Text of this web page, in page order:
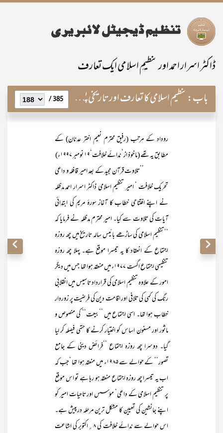
ڈاکٹر اسرار احمد اور تنظیمِ اسلامی ایک تعارف
باب:تنظیم اسلامی کا تعارف اور تاریخی پس منظر 385 /
روداد کے مرتب (رفیق محترم نعیم اختر عدنان) کے
مطابق یہ تھے (ماخوذ از’ندائے خلافت‘۱۹ نومبر ۱۹۹۷ء)
’’تلاوت قرآن مجید کے بعد امیر قافلہ و داعی
تحریک خلافت ‘ امیر تنظیم اسلامی ڈاکٹر اسرار احمد مدظلہ
نے اپنے افتتاحی خطاب کا آغاز سورۂ مریم کی ابتدائی
آیات کی تلاوت سے کیا۔ امیر محترم مدظلہ نے فرمایا کہ
’’تنظیم اسلامی کی ساڑھے بائیس سالہ تاریخ میں چھ روزہ
اجتماع کے انعقاد کا یہ تیسرا موقع ہے۔ پہلا چھ روزہ
تنظیمی اجتماع اگست ۱۹۷۷ء میں منعقد ہوا تھا جس میں دیگر
امور کے علاوہ تنظیم اسلامی کی قرارداد تاسیس میں انقلابی
رنگ کی کمی کی تلافی اور اقامت دین کی فرضیت پر زوردار
خطاب ہوا تھا۔ اسی اجتماع میں ’’بیعت‘‘ کی منصوص و
ماثور اور مسنون اساس کو اختیار کرنے کا حتمی فیصلہ کر لیا
گیا۔ دوسرا چھ روزہ اجتماع ’’فرائض دینی کے جامع
تصور‘‘ کے حوالے سے ۱۹۸۵ء میں منعقد ہوا تھا ‘جب کہ
اب یہ تیسرا چھ روزہ اجتماع منعقد ہو رہا ہے تو اس موقع
پر تنظیم اسلامی کے داعی‘ مؤسس اور تاحیات امیر کو
اپنے جانشین کی تعیین کا مشکل ترین مرحلہ درپیش ہے۔
اس حوالے سے ندائے خلافت کی ۸ـ؍اکتوبر کی اشاعت